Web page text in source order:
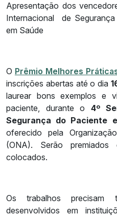
Apresentação dos
Internacional de
em Saúde
O Prêmio Melhores
inscrições abertas até o dia
laurear bons exemplos e
paciente, durante o 4º
Segurança do Paciente
oferecido pela
(ONA). Serão
colocados.
Os trabalhos precisam
desenvolvidos em